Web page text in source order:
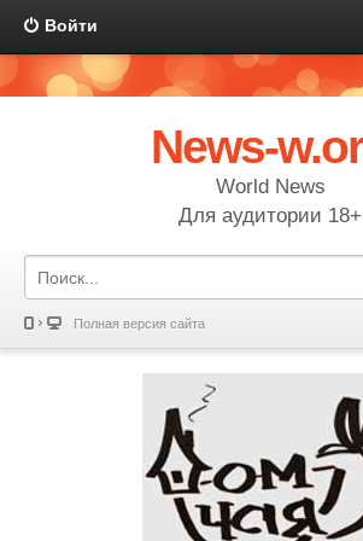
Войти
News-
World News
Для аудитории 18+
Полная версия сайта